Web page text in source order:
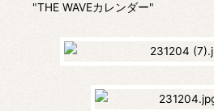
"THE WAVEカレンダー"